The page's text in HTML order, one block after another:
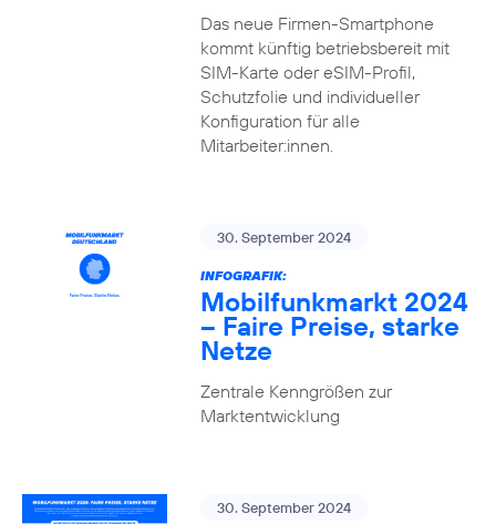
Das neue Firmen-Smartphone
kommt künftig betriebsbereit mit
SIM-Karte oder eSIM-Profil,
Schutzfolie und individueller
Konfiguration für alle
Mitarbeiter:innen.
30. September 2024
INFOGRAFIK:
Mobilfunkmarkt 2024
– Faire Preise, starke
Netze
Zentrale Kenngrößen zur
Marktentwicklung
30. September 2024